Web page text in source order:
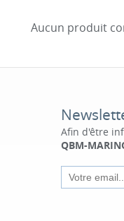
Aucun produit
Afin d'être
QBM-